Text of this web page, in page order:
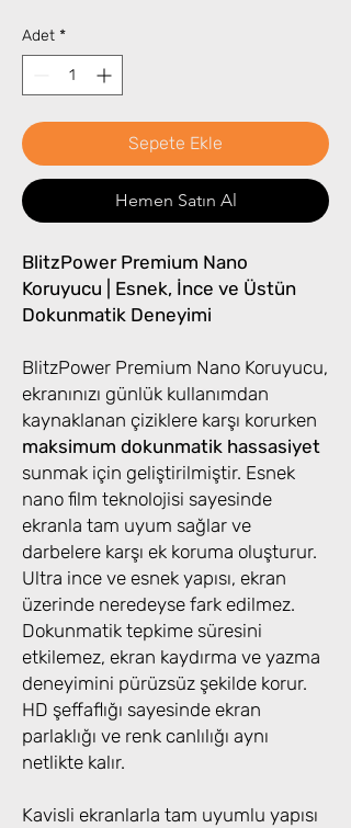
Adet *
Sepete Ekle
Hemen Satın Al
BlitzPower Premium Nano
Koruyucu | Esnek, İnce ve Üstün
Dokunmatik Deneyimi
BlitzPower Premium Nano Koruyucu,
ekranınızı günlük kullanımdan
kaynaklanan çiziklere karşı korurken
maksimum dokunmatik hassasiyet
sunmak için geliştirilmiştir. Esnek
nano film teknolojisi sayesinde
ekranla tam uyum sağlar ve
darbelere karşı ek koruma oluşturur.
Ultra ince ve esnek yapısı, ekran
üzerinde neredeyse fark edilmez.
Dokunmatik tepkime süresini
etkilemez, ekran kaydırma ve yazma
deneyimini pürüzsüz şekilde korur.
HD şeffaflığı sayesinde ekran
parlaklığı ve renk canlılığı aynı
netlikte kalır.
Kavisli ekranlarla tam uyumlu yapısı